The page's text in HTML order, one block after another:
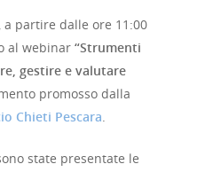
, a partire dalle ore 11:00
al webinar “Strumenti
gestire e valutare
promosso dalla
Chieti Pescara.
state presentate le